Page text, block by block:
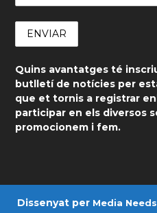
Quins avantatges té
butlletí de notícies per
que et tornis a registrar
participar en els diversos
promocionem i fem.
Dissenyat per Media Needs